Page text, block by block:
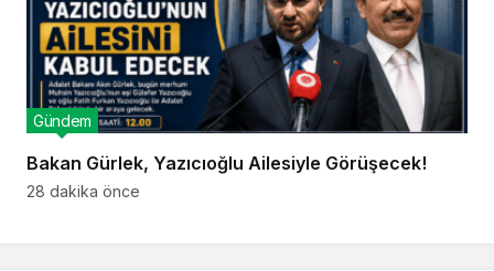
Bakan Gürlek, Yazıcıoğlu Ailesiyle Görüşecek!
Gündem
28 dakika önce